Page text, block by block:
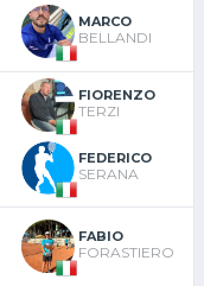
MARCO
BELLANDI
FIORENZO
TERZI
FEDERICO
SERANA
FABIO
FORASTIERO